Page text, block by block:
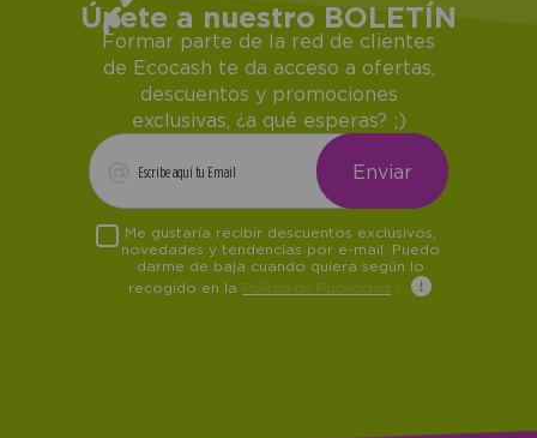
Únete a nuestro BOLETÍN
Formar parte de la red de clientes
de Ecocash te da acceso a ofertas,
descuentos y promociones
exclusivas, ¿a qué esperas? ;)
Me gustaría recibir descuentos exclusivos,
novedades y tendencias por e-mail. Puedo
darme de baja cuando quiera según lo
recogido en la Política de Publicidad